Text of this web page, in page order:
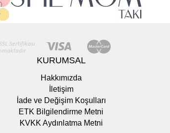
KURUMSAL
Hakkımızda
İletişim
İade ve Değişim Koşulları
ETK Bilgilendirme Metni
KVKK Aydınlatma Metni